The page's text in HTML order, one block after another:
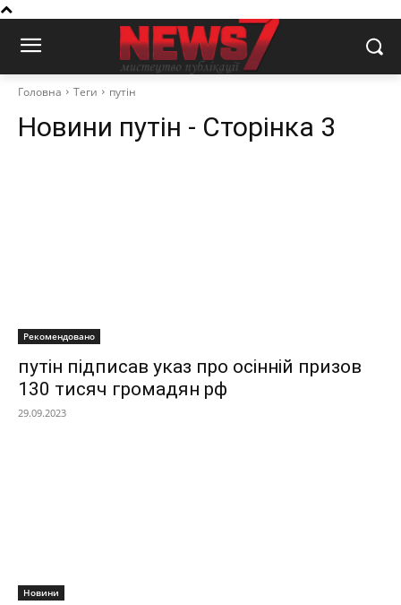
Головна Теги путін
Новини путін - Сторінка 3
Рекомендовано
путін підписав указ про осінній призов
130 тисяч громадян рф
29.09.2023
Новини